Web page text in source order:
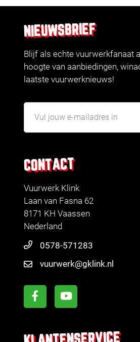
CONTACT
Vuurwerk Klink
Laan van Fasna 62
8171 KH Vaassen
Nederland
0578-571283
vuurwerk@gklink.nl
NIEUWSBRIEF
Blijf als echte vuurwerkfanaat
hoogte van aanbiedingen,
laatste vuurwerknieuws!